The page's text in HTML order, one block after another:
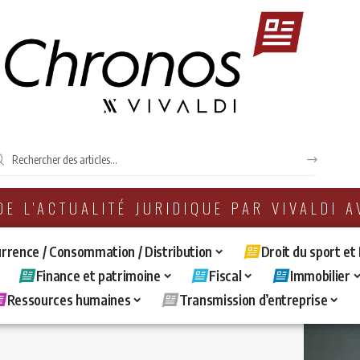
L'ACTUALITÉ JURIDIQUE PAR VIVALDI
/ Consommation / Distribution
Droit du sport et
Finance et patrimoine
Fiscal
Immobilier
Ressources humaines
Transmission d’entreprise